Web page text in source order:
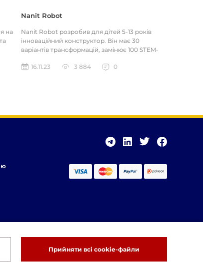
на
Nanit Robot
Nanit Robot розробив для дітей 5-13 років
інноваційний конструктор. Він має 30
варіантів трансформацій, замінює 100 STEM-
16.11.23
3 884 0
Прийняти всі cookie-файли